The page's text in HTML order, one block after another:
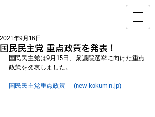
国民民主党 重点政策を発表！
2021年9月16日
国民民主党は9月15日、衆議院選挙に向けた重点
政策を発表しました。
国民民主党重点政策　 (new-kokumin.jp)